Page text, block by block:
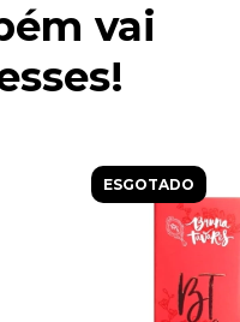
vai
ESGOTADO